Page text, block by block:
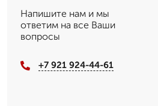
Напишите нам и мы
ответим на все Ваши
вопросы
+7 921 924-44-61